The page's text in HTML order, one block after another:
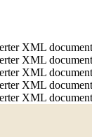
XML
XML
XML
XML
XML